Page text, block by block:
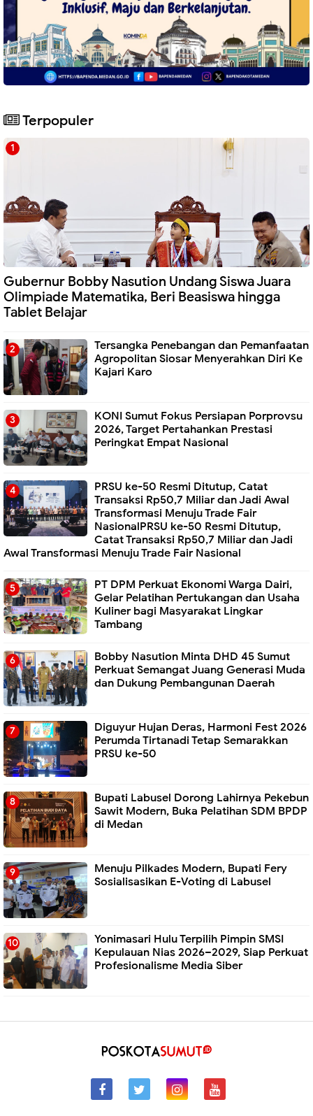
Terpopuler
Gubernur Bobby Nasution Undang Siswa Juara
Olimpiade Matematika, Beri Beasiswa hingga
Tablet Belajar
Tersangka Penebangan dan Pemanfaatan
Agropolitan Siosar Menyerahkan Diri Ke
Kajari Karo
KONI Sumut Fokus Persiapan Porprovsu
2026, Target Pertahankan Prestasi
Peringkat Empat Nasional
PRSU ke-50 Resmi Ditutup, Catat
Transaksi Rp50,7 Miliar dan Jadi Awal
Transformasi Menuju Trade Fair
NasionalPRSU ke-50 Resmi Ditutup,
Catat Transaksi Rp50,7 Miliar dan Jadi
Awal Transformasi Menuju Trade Fair Nasional
PT DPM Perkuat Ekonomi Warga Dairi,
Gelar Pelatihan Pertukangan dan Usaha
Kuliner bagi Masyarakat Lingkar
Tambang
Bobby Nasution Minta DHD 45 Sumut
Perkuat Semangat Juang Generasi Muda
dan Dukung Pembangunan Daerah
Diguyur Hujan Deras, Harmoni Fest 2026
Perumda Tirtanadi Tetap Semarakkan
PRSU ke-50
Bupati Labusel Dorong Lahirnya Pekebun
Sawit Modern, Buka Pelatihan SDM BPDP
di Medan
Menuju Pilkades Modern, Bupati Fery
Sosialisasikan E-Voting di Labusel
Yonimasari Hulu Terpilih Pimpin SMSI
Kepulauan Nias 2026–2029, Siap Perkuat
Profesionalisme Media Siber